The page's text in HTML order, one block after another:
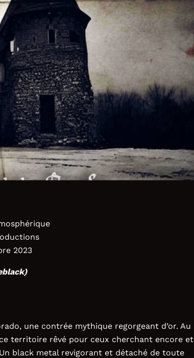
2023
une contrée mythique regorgeant d’or. Au
territoire rêvé pour ceux cherchant encore et
black metal revigorant et détaché de toute